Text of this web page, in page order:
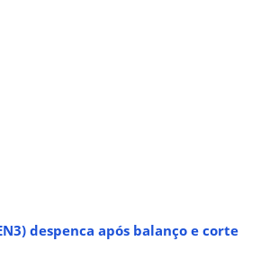
despenca após balanço e corte